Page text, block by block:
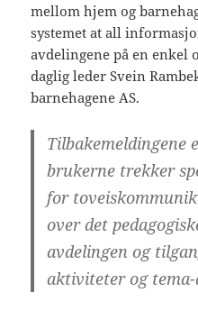
mellom hjem og
systemet at all
avdelingene på en
daglig leder Svein
barnehagene AS.
Tilbakemeldingene
brukerne trekker
for
over det
avdelingen og
aktiviteter og tema-